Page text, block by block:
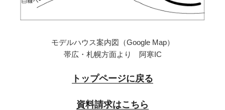
モデルハウス案内図（Google Map）
帯広・札幌方面より 阿寒IC
トップページに戻る
資料請求はこちら